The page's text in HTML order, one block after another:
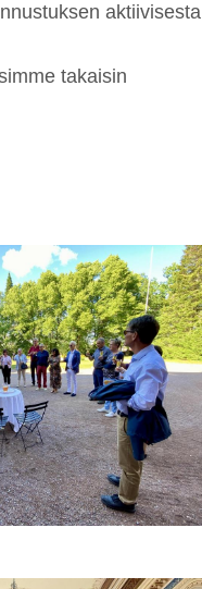
aktiivisesta
takaisin